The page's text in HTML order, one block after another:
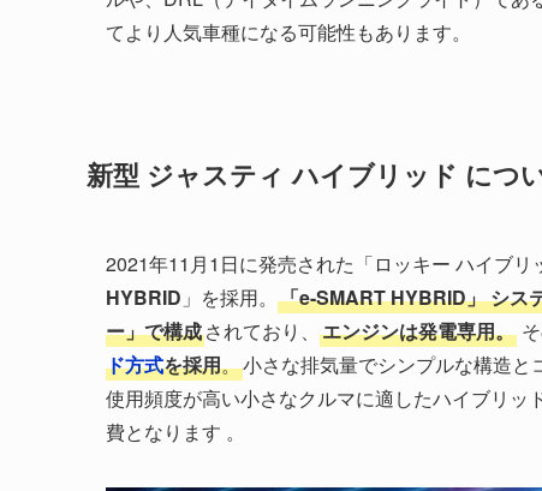
てより人気車種になる可能性もあります。
新型 ジャスティ ハイブリッド につ
2021年11月1日に発売された「ロッキー ハイブ
HYBRID 」を採用。 「e-SMART HYBRID」 シス
ー」で構成されており、 エンジンは発電専用。
ド方式を採用。小さな排気量でシンプルな構造
使用頻度が高い小さなクルマに適したハイブリ
費となります 。